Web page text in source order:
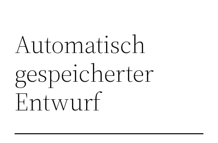
Automatisch
gespeicherter
Entwurf